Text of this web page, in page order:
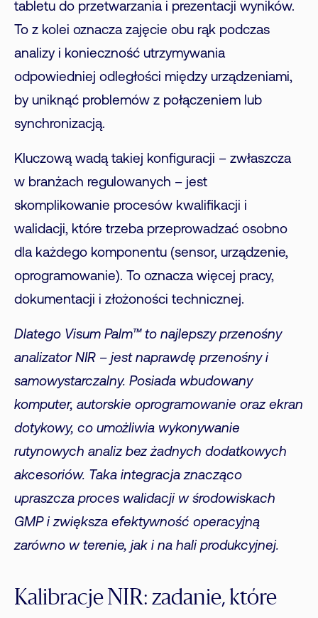
tabletu do przetwarzania i prezentacji wyników.
To z kolei oznacza zajęcie obu rąk podczas
analizy i konieczność utrzymywania
odpowiedniej odległości między urządzeniami,
by uniknąć problemów z połączeniem lub
synchronizacją.
Kluczową wadą takiej konfiguracji – zwłaszcza
w branżach regulowanych – jest
skomplikowanie procesów kwalifikacji i
walidacji, które trzeba przeprowadzać osobno
dla każdego komponentu (sensor, urządzenie,
oprogramowanie). To oznacza więcej pracy,
dokumentacji i złożoności technicznej.
Dlatego Visum Palm™ to najlepszy przenośny
analizator NIR – jest naprawdę przenośny i
samowystarczalny. Posiada wbudowany
komputer, autorskie oprogramowanie oraz ekran
dotykowy, co umożliwia wykonywanie
rutynowych analiz bez żadnych dodatkowych
akcesoriów. Taka integracja znacząco
upraszcza proces walidacji w środowiskach
GMP i zwiększa efektywność operacyjną
zarówno w terenie, jak i na hali produkcyjnej.
Kalibracje NIR: zadanie, które